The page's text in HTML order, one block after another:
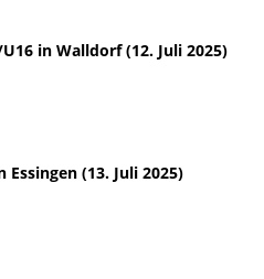
in Walldorf (12. Juli 2025)
(13. Juli 2025)